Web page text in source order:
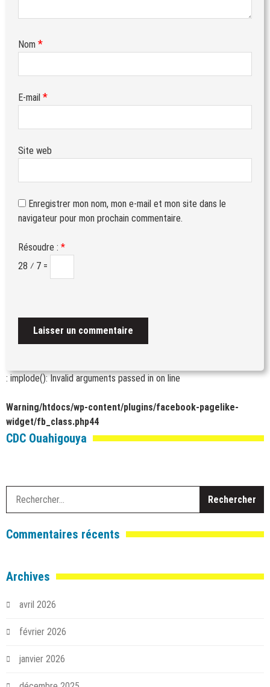
Nom *
E-mail *
Site web
Enregistrer mon nom, mon e-mail et mon site dans le
navigateur pour mon prochain commentaire.
Résoudre : *
28 ⁄ 7 =
: implode(): Invalid arguments passed inon line
Warning/htdocs/wp-content/plugins/facebook-pagelike-
widget/fb_class.php44
CDC Ouahigouya
Commentaires récents
Archives
avril 2026
février 2026
janvier 2026